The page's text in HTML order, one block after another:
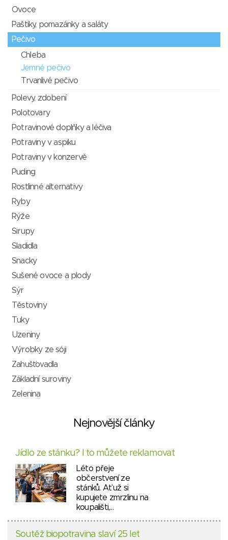
Ovoce
Paštiky, pomazánky a saláty
Pečivo
Chleba
Jemné pečivo
Trvanlivé pečivo
Polevy, zdobení
Polotovary
Potravinové doplňky a léčiva
Potraviny v aspiku
Potraviny v konzervě
Puding
Rostlinné alternativy
Ryby
Rýže
Sirupy
Sladidla
Snacky
Sušené ovoce a plody
Sýr
Těstoviny
Tuky
Uzeniny
Výrobky ze sóji
Zahušťovadla
Základní suroviny
Zelenina
Nejnovější články
Jídlo ze stánku? I to můžete reklamovat
Léto přeje
občerstvení ze
stánků. Ať už si
kupujete zmrzlinu na
koupališti,…
Soutěž biopotravina slaví 25 let